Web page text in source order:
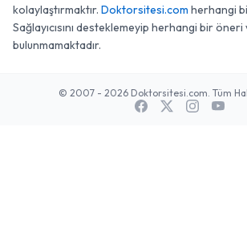
kolaylaştırmaktır. Doktorsitesi.com herhangi
Sağlayıcısını desteklemeyip herhangi bir
bulunmamaktadır.
© 2007 - 2026 Doktorsitesi.com. Tüm